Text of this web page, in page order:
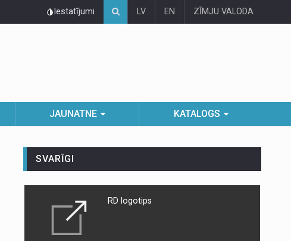
Iestatījumi LV EN ZĪMJU VALODA
JAUNATNE KATALOGS
SVARĪGI
RD logotips